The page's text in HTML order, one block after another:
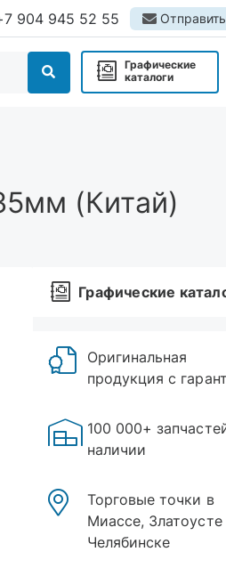
904 945 52 55
Графические
каталоги
(Китай)
Графические
Оригинальная
продукция с
100 000+
наличии
Торговые точки в
Миассе, Златоусте
Челябинске